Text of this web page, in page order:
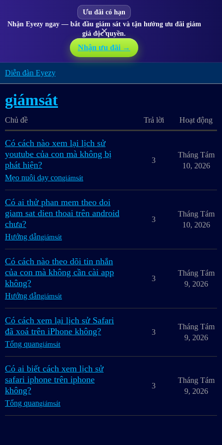
Ưu đãi có hạn
Nhận Eyezy ngay — bắt đầu giám sát và tận hưởng ưu đãi giảm
giá độc quyền.
Nhận ưu đãi →
✕
Diễn đàn Eyezy
giámsát
Chủ đề Trả lời Hoạt động
Có cách nào xem lại lịch sử
youtube của con mà không bị
phát hiện?
Mẹo nuôi dạy congiámsát
3
Tháng Tám
10, 2026
Có ai thử phan mem theo doi
giam sat dien thoai trên android
chưa?
Hướng dẫngiámsát
3
Tháng Tám
10, 2026
Có cách nào theo dõi tin nhắn
của con mà không cần cài app
không?
Hướng dẫngiámsát
3
Tháng Tám
9, 2026
Có cách xem lại lịch sử Safari
đã xoá trên iPhone không?
Tổng quangiámsát
3
Tháng Tám
9, 2026
Có ai biết cách xem lịch sử
safari iphone trên iphone
không?
Tổng quangiámsát
3
Tháng Tám
9, 2026